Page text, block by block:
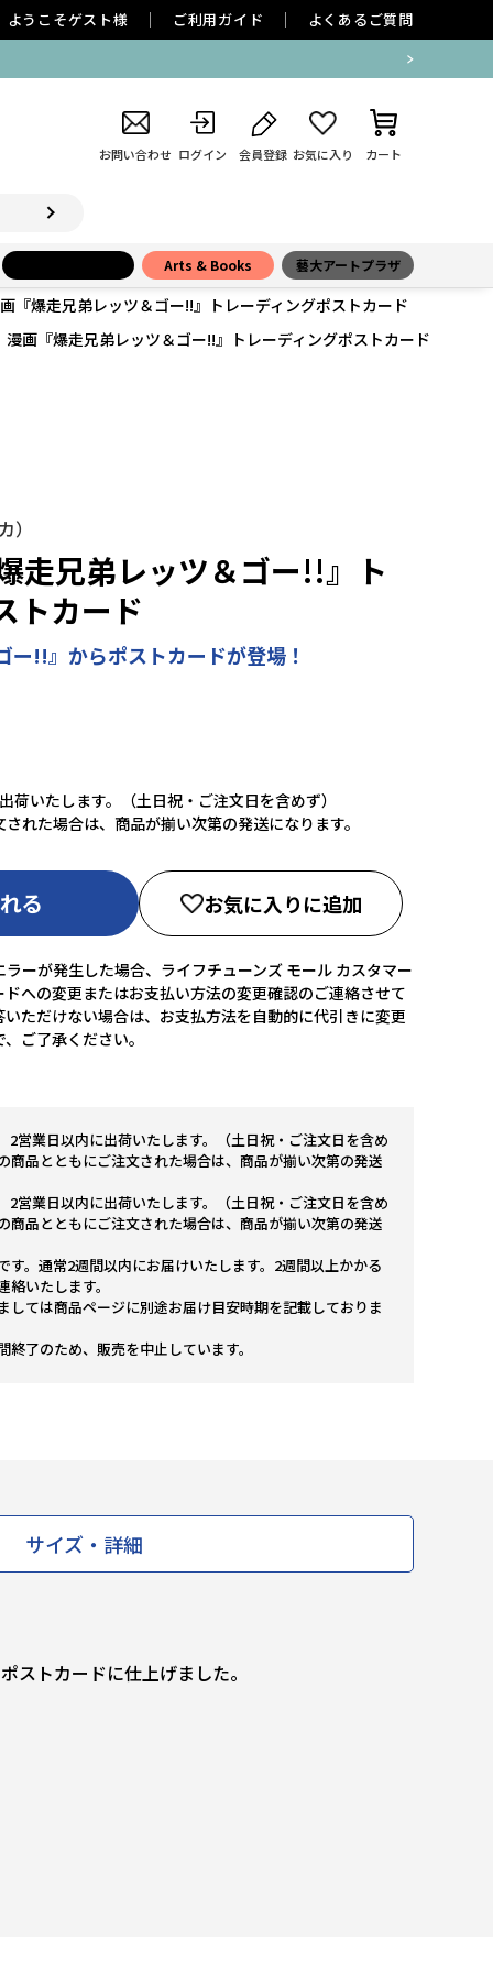
ようこそゲスト様 ご利用ガイド よくあるご質問
お問い合わせ ログイン 会員登録 お気に入り カート
Arts & Books 藝大アートプラザ
画『爆走兄弟レッツ＆ゴー!!』トレーディングポストカード
漫画『爆走兄弟レッツ＆ゴー!!』トレーディングポストカード
走兄弟レッツ＆ゴー!!』ト
トカード
ー!!』からポストカードが登場！
荷いたします。（土日祝・ご注文日を含めず）
れた場合は、商品が揃い次第の発送になります。
る お気に入りに追加
ーが発生した場合、ライフチューンズ モール カスタマー
への変更またはお支払い方法の変更確認のご連絡させて
ただけない場合は、お支払方法を自動的に代引きに変更
ご了承ください。
2営業日以内に出荷いたします。（土日祝・ご注文日を含め
商品とともにご注文された場合は、商品が揃い次第の発送
2営業日以内に出荷いたします。（土日祝・ご注文日を含め
商品とともにご注文された場合は、商品が揃い次第の発送
す。通常2週間以内にお届けいたします。2週間以上かかる
いたします。
しては商品ページに別途お届け目安時期を記載しておりま
終了のため、販売を中止しています。
サイズ・詳細
トカードに仕上げました。